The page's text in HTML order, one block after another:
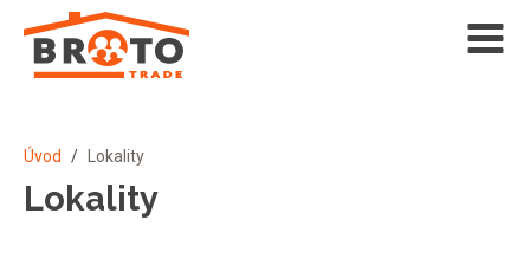
Úvod / Lokality
Lokality